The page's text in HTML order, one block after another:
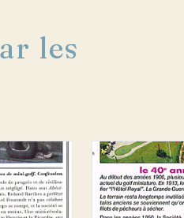
les